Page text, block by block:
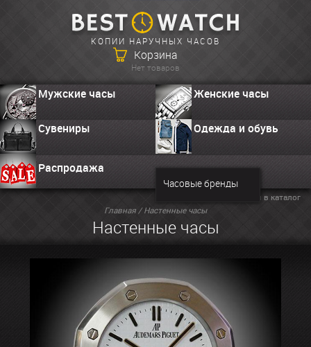
КОПИИ НАРУЧНЫХ ЧАСОВ
Корзина
Нет товаров
Мужские часы Женские часы
Сувениры Одежда и обувь
Распродажа
Часовые бренды
Главная /Настенные часы
Настенные часы
Вернуться в каталог